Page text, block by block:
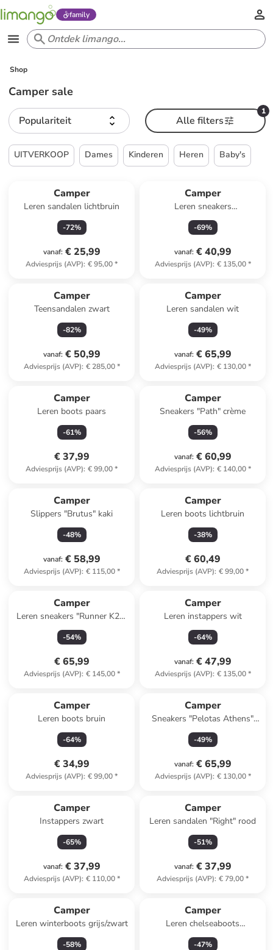
family
Shop
Camper sale
Populariteit
1
Alle filters
UITVERKOOP Dames Kinderen Heren Baby's
Camper
Leren sandalen lichtbruin
-72%
vanaf: € 25,99
Adviesprijs (AVP): € 95,00*
Camper
Leren sneakers
lichtbruin/beige
-69%
vanaf: € 40,99
Adviesprijs (AVP): € 135,00*
Camper
Teensandalen zwart
-82%
vanaf: € 50,99
Adviesprijs (AVP): € 285,00*
Camper
Leren sandalen wit
-49%
vanaf: € 65,99
Adviesprijs (AVP): € 130,00*
Camper
Leren boots paars
-61%
€ 37,99
Adviesprijs (AVP): € 99,00*
Camper
Sneakers "Path" crème
-56%
vanaf: € 60,99
Adviesprijs (AVP): € 140,00*
Camper
Slippers "Brutus" kaki
-48%
vanaf: € 58,99
Adviesprijs (AVP): € 115,00*
Camper
Leren boots lichtbruin
-38%
€ 60,49
Adviesprijs (AVP): € 99,00*
Camper
Leren sneakers "Runner K21"
lichtbruin
-54%
€ 65,99
Adviesprijs (AVP): € 145,00*
Camper
Leren instappers wit
-64%
vanaf: € 47,99
Adviesprijs (AVP): € 135,00*
Camper
Leren boots bruin
-64%
€ 34,99
Adviesprijs (AVP): € 99,00*
Camper
Sneakers "Pelotas Athens"
beige
-49%
vanaf: € 65,99
Adviesprijs (AVP): € 130,00*
Camper
Instappers zwart
-65%
vanaf: € 37,99
Adviesprijs (AVP): € 110,00*
Camper
Leren sandalen "Right" rood
-51%
vanaf: € 37,99
Adviesprijs (AVP): € 79,00*
Camper
Leren winterboots grijs/zwart
-58%
Camper
Leren chelseaboots
zwart/lichtbruin
-47%